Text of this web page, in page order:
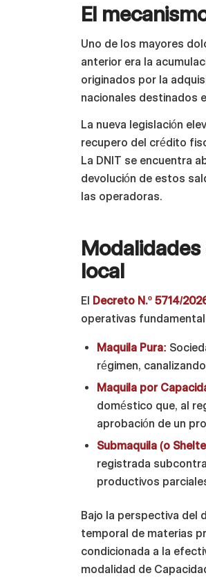
El
Uno de los mayores
anterior era la
originados por la
nacionales destinados
La nueva legislación
recupero del crédito
La DNIT se encuentra
devolución de estos
las operadoras.
local
El Decreto N.º 5714/
operativas
Maquila Pura:
régimen,
Maquila por
doméstico que, al
aprobación de un
Submaquila (o
registrada
productivos
Bajo la perspectiva del
temporal de materias
condicionada a la
modalidad de